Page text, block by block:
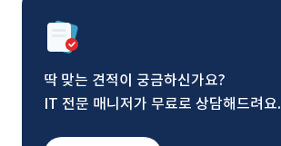
딱 맞는 견적이 궁금하신가요?
IT 전문 매니저가 무료로 상담해드려요.